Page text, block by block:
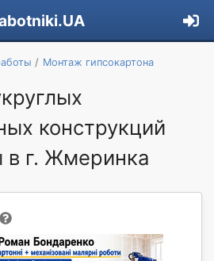
Монтаж гипсокартона
конструкций
в г. Жмеринка